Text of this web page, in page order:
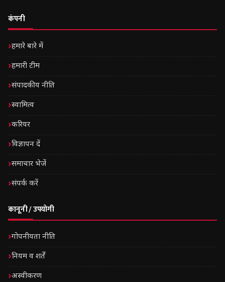
कंपनी
हमारे बारे में
हमारी टीम
संपादकीय नीति
स्वामित्व
करियर
विज्ञापन दें
समाचार भेजें
संपर्क करें
कानूनी / उपयोगी
गोपनीयता नीति
नियम व शर्तें
अस्वीकरण